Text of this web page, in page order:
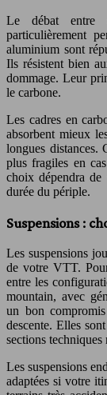
Le débat entre
particulièrement
aluminium sont
Ils résistent bien
dommage. Leur
le carbone.
Les cadres en
absorbent mieux
longues distances.
plus fragiles en
choix dépendra
durée du périple.
Suspensions :
Les suspensions
de votre VTT.
entre les
mountain, avec
un bon
descente. Elles
sections techniques
Les suspensions
adaptées si votre